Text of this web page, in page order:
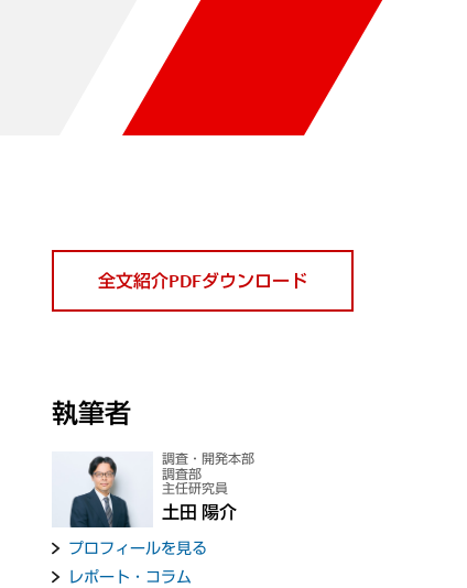
全文紹介PDFダウンロード
執筆者
調査・開発本部
調査部
主任研究員
土田 陽介
プロフィールを見る
レポート・コラム